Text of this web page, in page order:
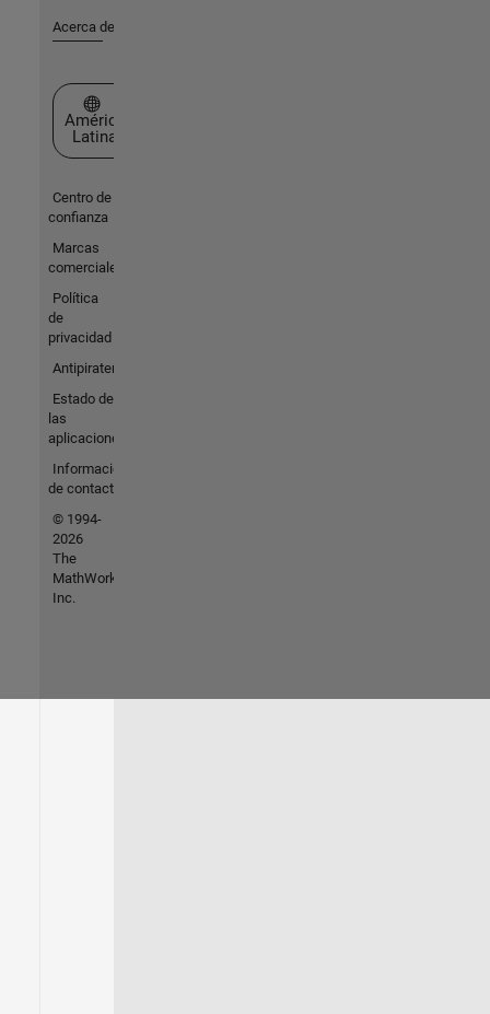
Acerca de MathWorks
Seleccione un país/idioma
América
Latina
Centro de
confianza
Marcas
comerciales
Política
de
privacidad
Antipiratería
Estado de
las
aplicaciones
Información
de contacto
© 1994-
2026
The
MathWorks,
Inc.